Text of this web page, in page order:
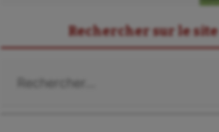
Rechercher sur le site